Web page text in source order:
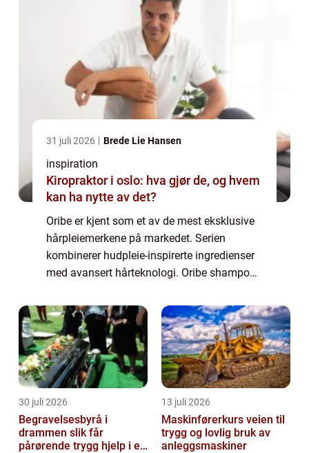
31 juli 2026 Brede Lie Hansen
inspiration
Kiropraktor i oslo: hva gjør de, og hvem
kan ha nytte av det?
Oribe er kjent som et av de mest eksklusive
hårpleiemerkene på markedet. Serien
kombinerer hudpleie-inspirerte ingredienser
med avansert hårteknologi. Oribe shampoo
og langsiktig styrke, samtidig som håre...
30 juli 2026
Begravelsesbyrå i
drammen slik får
pårørende trygg hjelp i en
13 juli 2026
Maskinførerkurs veien til
trygg og lovlig bruk av
anleggsmaskiner